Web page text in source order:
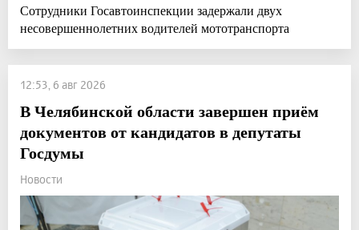
Сотрудники Госавтоинспекции задержали двух
несовершеннолетних водителей мототранспорта
12:53, 6 авг 2026
В Челябинской области завершен приём
документов от кандидатов в депутаты
Госдумы
Новости